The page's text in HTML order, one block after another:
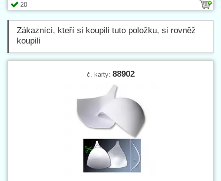
20
Zákazníci, kteří si koupili tuto položku, si rovněž
koupili
č. karty: 88902